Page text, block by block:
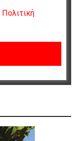
Πολιτική